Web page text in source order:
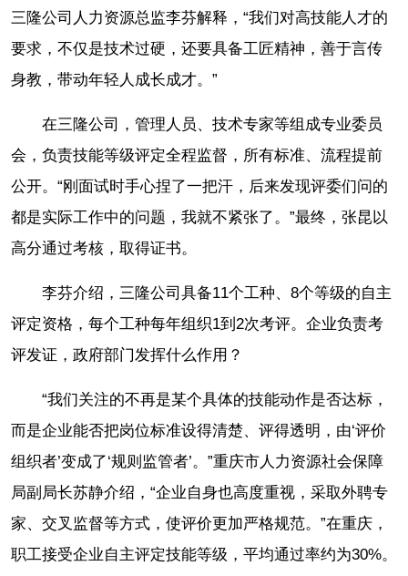
三隆公司人力资源总监李芬解释，“我们对高技能人才的
要求，不仅是技术过硬，还要具备工匠精神，善于言传
身教，带动年轻人成长成才。”
在三隆公司，管理人员、技术专家等组成专业委员
会，负责技能等级评定全程监督，所有标准、流程提前
公开。“刚面试时手心捏了一把汗，后来发现评委们问的
都是实际工作中的问题，我就不紧张了。”最终，张昆以
高分通过考核，取得证书。
李芬介绍，三隆公司具备11个工种、8个等级的自主
评定资格，每个工种每年组织1到2次考评。企业负责考
评发证，政府部门发挥什么作用？
“我们关注的不再是某个具体的技能动作是否达标，
而是企业能否把岗位标准设得清楚、评得透明，由‘评价
组织者’变成了‘规则监管者’。”重庆市人力资源社会保障
局副局长苏静介绍，“企业自身也高度重视，采取外聘专
家、交叉监督等方式，使评价更加严格规范。”在重庆，
职工接受企业自主评定技能等级，平均通过率约为30%。